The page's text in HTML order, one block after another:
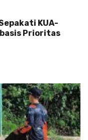
KUA-
Prioritas